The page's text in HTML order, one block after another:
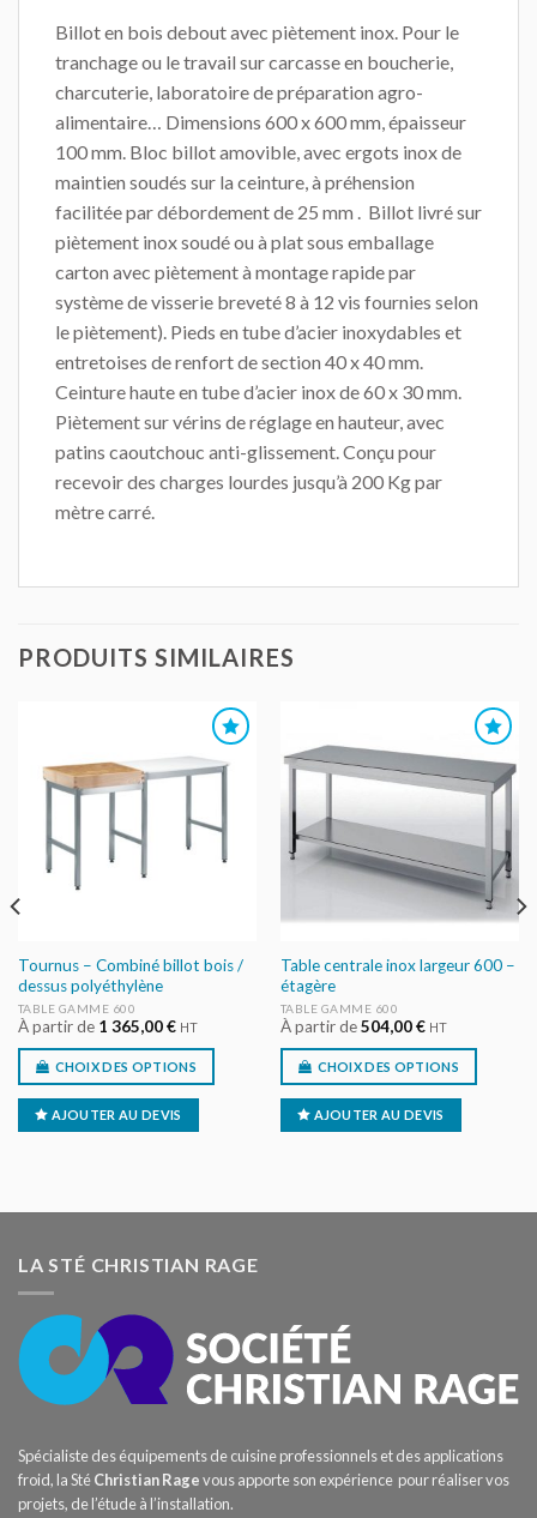
Billot en bois debout avec piètement inox. Pour le
tranchage ou le travail sur carcasse en boucherie,
charcuterie, laboratoire de préparation agro-
alimentaire… Dimensions 600 x 600 mm, épaisseur
100 mm. Bloc billot amovible, avec ergots inox de
maintien soudés sur la ceinture, à préhension
facilitée par débordement de 25 mm . Billot livré sur
piètement inox soudé ou à plat sous emballage
carton avec piètement à montage rapide par
système de visserie breveté 8 à 12 vis fournies selon
le piètement). Pieds en tube d’acier inoxydables et
entretoises de renfort de section 40 x 40 mm.
Ceinture haute en tube d’acier inox de 60 x 30 mm.
Piètement sur vérins de réglage en hauteur, avec
patins caoutchouc anti-glissement. Conçu pour
recevoir des charges lourdes jusqu’à 200 Kg par
mètre carré.
PRODUITS SIMILAIRES
AJOUTER
AU DEVIS
Tournus – Combiné billot bois /
dessus polyéthylène
TABLE GAMME 600
À partir de 1 365,00€ HT
CHOIX DES OPTIONS
AJOUTER AU DEVIS
AJOUTER
AU DEVIS
Table centrale inox largeur 600 –
étagère
TABLE GAMME 600
À partir de504,00€ HT
CHOIX DES OPTIONS
AJOUTER AU DEVIS
LA STÉ CHRISTIAN RAGE
Spécialiste des équipements de cuisine professionnels et des applications
froid, la StéChristian Ragevous apporte son expérience pour réaliser vos
projets, de l’étude à l’installation.